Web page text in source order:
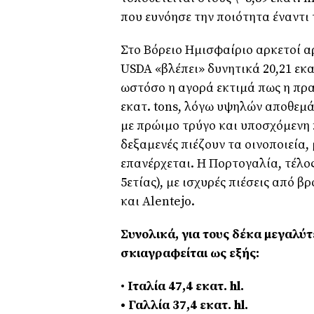
που ευνόησε την ποιότητα
Στο Βόρειο Ημισφαίριο αρκετοί
USDA «βλέπει» δυνητικά 20,21
ωστόσο η αγορά εκτιμά πως η
εκατ. tons, λόγω υψηλών
με πρώιμο τρύγο και υποσχόμενη
δεξαμενές πιέζουν τα
επανέρχεται. Η Πορτογαλία,
5ετίας), με ισχυρές πιέσεις από
και Alentejo.
Συνολικά, για τους δέκα
σκιαγραφείται ως εξής:
• Ιταλία 47,4 εκατ. hl.
• Γαλλία 37,4 εκατ. hl.